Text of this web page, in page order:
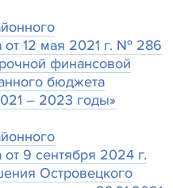
от 12 мая 2021 г. № 286
финансовой
бюджета
– 2023 годы»
от 9 сентября 2024 г.
Островецкого